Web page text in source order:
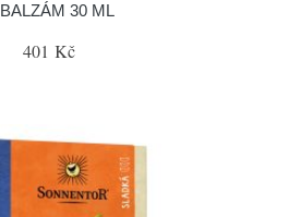
BALZÁM 30 ML
401 Kč